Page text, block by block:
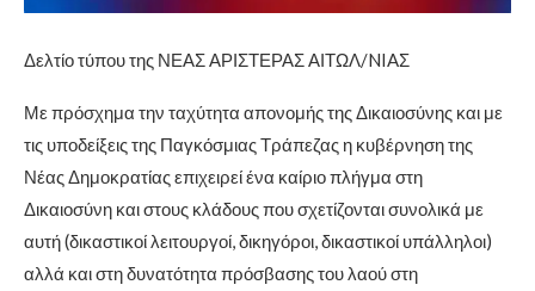
Δελτίο τύπου της ΝΕΑΣ ΑΡΙΣΤΕΡΑΣ ΑΙΤΩΛ/NIAΣ
Με πρόσχημα την ταχύτητα απονομής της Δικαιοσύνης και με
τις υποδείξεις της Παγκόσμιας Τράπεζας η κυβέρνηση της
Νέας Δημοκρατίας επιχειρεί ένα καίριο πλήγμα στη
Δικαιοσύνη και στους κλάδους που σχετίζονται συνολικά με
αυτή (δικαστικοί λειτουργοί, δικηγόροι, δικαστικοί υπάλληλοι)
αλλά και στη δυνατότητα πρόσβασης του λαού στη